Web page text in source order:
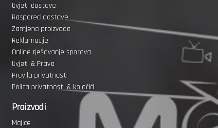
Uvjeti dostave
Raspored dostave
Zamjena proizvoda
Reklamacije
Online rješavanje sporova
Uvjeti & Prava
Pravila privatnosti
Polica privatnosti & kolačići
Proizvodi
Majice